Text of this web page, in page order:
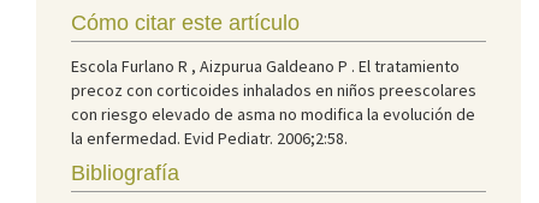
Cómo citar este artículo
Escola Furlano R , Aizpurua Galdeano P . El tratamiento
precoz con corticoides inhalados en niños preescolares
con riesgo elevado de asma no modifica la evolución de
la enfermedad. Evid Pediatr. 2006;2:58.
Bibliografía